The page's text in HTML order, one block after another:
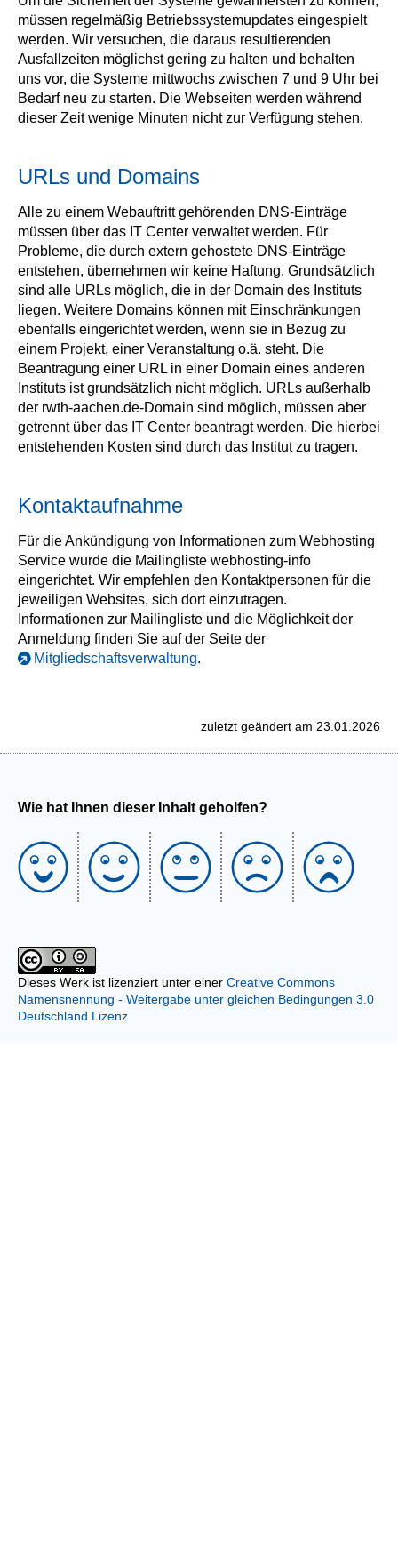
müssen regelmäßig Betriebssystemupdates eingespielt
werden. Wir versuchen, die daraus resultierenden
Ausfallzeiten möglichst gering zu halten und behalten
uns vor, die Systeme mittwochs zwischen 7 und 9 Uhr bei
Bedarf neu zu starten. Die Webseiten werden während
dieser Zeit wenige Minuten nicht zur Verfügung stehen.
URLs und Domains
Alle zu einem Webauftritt gehörenden DNS-Einträge
müssen über das IT Center verwaltet werden. Für
Probleme, die durch extern gehostete DNS-Einträge
entstehen, übernehmen wir keine Haftung. Grundsätzlich
sind alle URLs möglich, die in der Domain des Instituts
liegen. Weitere Domains können mit Einschränkungen
ebenfalls eingerichtet werden, wenn sie in Bezug zu
einem Projekt, einer Veranstaltung o.ä. steht. Die
Beantragung einer URL in einer Domain eines anderen
Instituts ist grundsätzlich nicht möglich. URLs außerhalb
der rwth-aachen.de-Domain sind möglich, müssen aber
getrennt über das IT Center beantragt werden. Die hierbei
entstehenden Kosten sind durch das Institut zu tragen.
Kontaktaufnahme
Für die Ankündigung von Informationen zum Webhosting
Service wurde die Mailingliste webhosting-info
eingerichtet. Wir empfehlen den Kontaktpersonen für die
jeweiligen Websites, sich dort einzutragen.
Informationen zur Mailingliste und die Möglichkeit der
Anmeldung finden Sie auf der Seite der
Mitgliedschaftsverwaltung.
zuletzt geändert am 23.01.2026
Wie hat Ihnen dieser Inhalt geholfen?
Dieses Werk ist lizenziert unter einer Creative Commons
Namensnennung - Weitergabe unter gleichen Bedingungen 3.0
Deutschland Lizenz